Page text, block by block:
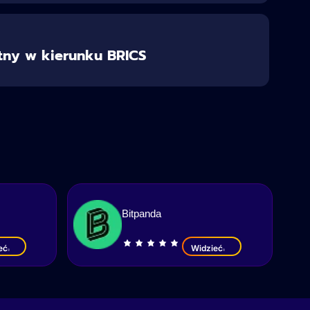
w kierunku BRICS
Bitpanda
Widzieć